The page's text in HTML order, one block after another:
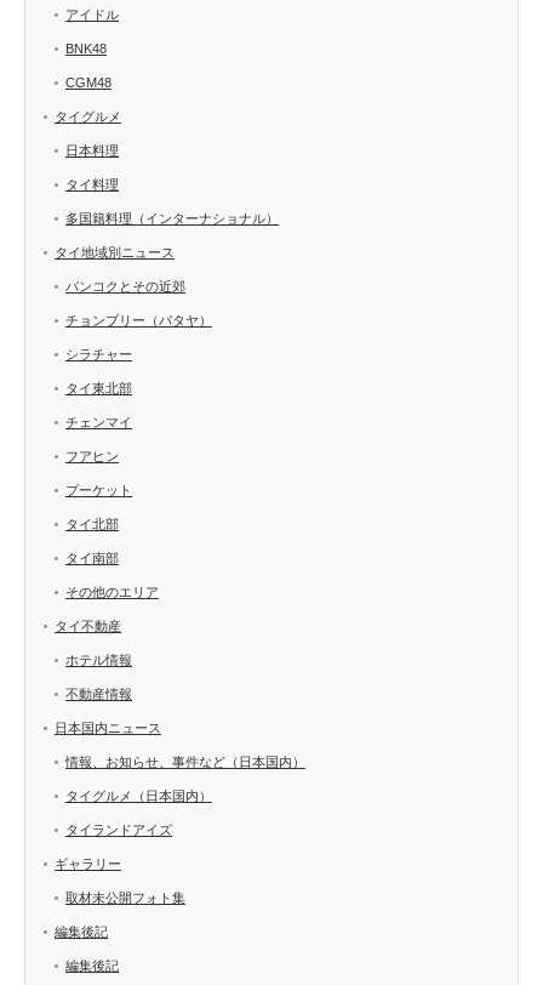
アイドル
BNK48
CGM48
タイグルメ
日本料理
タイ料理
多国籍料理（インターナショナル）
タイ地域別ニュース
バンコクとその近郊
チョンブリー（パタヤ）
シラチャー
タイ東北部
チェンマイ
フアヒン
プーケット
タイ北部
タイ南部
その他のエリア
タイ不動産
ホテル情報
不動産情報
日本国内ニュース
情報、お知らせ、事件など（日本国内）
タイグルメ（日本国内）
タイランドアイズ
ギャラリー
取材未公開フォト集
編集後記
編集後記